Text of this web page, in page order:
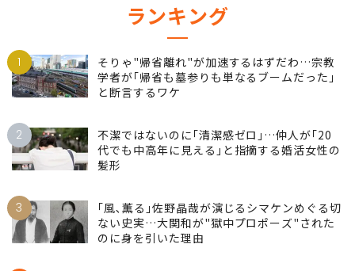
ランキング
1
そりゃ"帰省離れ"が加速するはずだわ…宗教
学者が｢帰省も墓参りも単なるブームだった｣
と断言するワケ
2
不潔ではないのに｢清潔感ゼロ｣…仲人が｢20
代でも中高年に見える｣と指摘する婚活女性の
髪形
3
｢風､薫る｣佐野晶哉が演じるシマケンめぐる切
ない史実…大関和が"獄中プロポーズ"された
のに身を引いた理由